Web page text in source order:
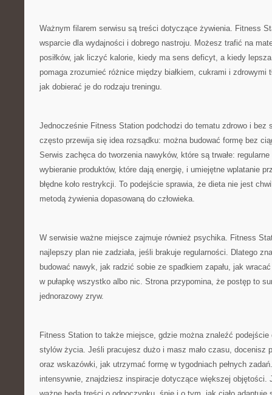
Ważnym filarem serwisu są treści dotyczące żywienia. Fitness
wsparcie dla wydajności i dobrego nastroju. Możesz trafić na
posiłków, jak liczyć kalorie, kiedy ma sens deficyt, a kiedy
pomaga zrozumieć różnice między białkiem, cukrami i zdrowymi
jak dobierać je do rodzaju treningu.
Jednocześnie Fitness Station podchodzi do tematu zdrowo i bez
często przewija się idea rozsądku: można budować formę bez
Serwis zachęca do tworzenia nawyków, które są trwałe:
wybieranie produktów, które dają energię, i umiejętne wplatanie
błędne koło restrykcji. To podejście sprawia, że dieta nie jest
metodą żywienia dopasowaną do człowieka.
W serwisie ważne miejsce zajmuje również psychika. Fitness
najlepszy plan nie zadziała, jeśli brakuje regularności. Dlatego
budować nawyk, jak radzić sobie ze spadkiem zapału, jak
w pułapkę wszystko albo nic. Strona przypomina, że postęp to
jednorazowy zryw.
Fitness Station to także miejsce, gdzie można znaleźć podejście
stylów życia. Jeśli pracujesz dużo i masz mało czasu, docenisz
oraz wskazówki, jak utrzymać formę w tygodniach pełnych
intensywnie, znajdziesz inspiracje dotyczące większej objętości.